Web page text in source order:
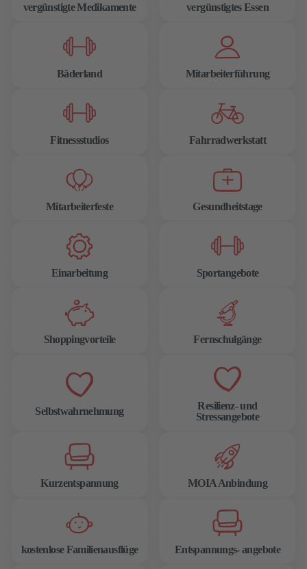
vergünstigte Medikamente vergünstigtes Essen
Bäderland Mitarbeiterführung
Fitnessstudios Fahrradwerkstatt
Mitarbeiterfeste Gesundheitstage
Einarbeitung Sportangebote
Shoppingvorteile Fernschulgänge
Selbstwahrnehmung
Resilienz- und
Stressangebote
Kurzentspannung MOIA Anbindung
kostenlose Familienausflüge Entspannungs- angebote